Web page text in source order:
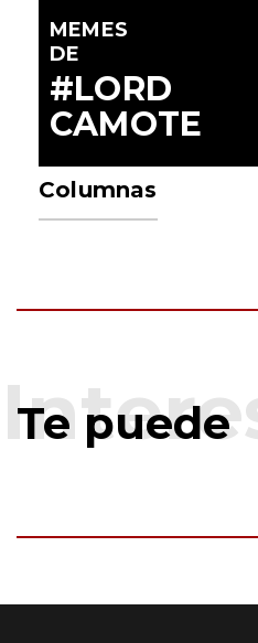
MEMES
DE
#LORD
CAMOTE
Columnas
Te puede